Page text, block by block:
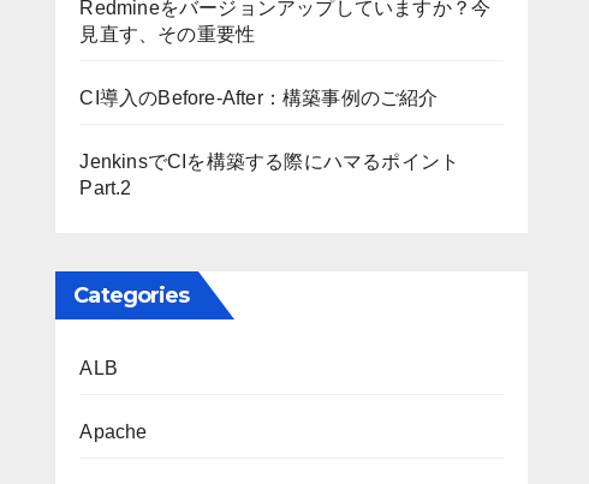
Redmineをバージョンアップしていますか？今
見直す、その重要性
CI導入のBefore-After：構築事例のご紹介
JenkinsでCIを構築する際にハマるポイント
Part.2
Categories
ALB
Apache